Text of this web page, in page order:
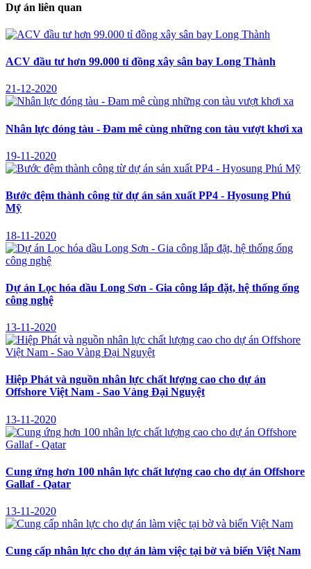
Dự án liên quan
ACV đầu tư hơn 99.000 tỉ đồng xây sân bay Long Thành
21-12-2020
Nhân lực đóng tàu - Đam mê cùng những con tàu vượt khơi xa
19-11-2020
Bước đệm thành công từ dự án sản xuất PP4 - Hyosung Phú
Mỹ
18-11-2020
Dự án Lọc hóa dầu Long Sơn - Gia công lắp đặt, hệ thống ống
công nghệ
13-11-2020
Hiệp Phát và nguồn nhân lực chất lượng cao cho dự án
Offshore Việt Nam - Sao Vàng Đại Nguyệt
13-11-2020
Cung ứng hơn 100 nhân lực chất lượng cao cho dự án Offshore
Gallaf - Qatar
13-11-2020
Cung cấp nhân lực cho dự án làm việc tại bờ và biển Việt Nam